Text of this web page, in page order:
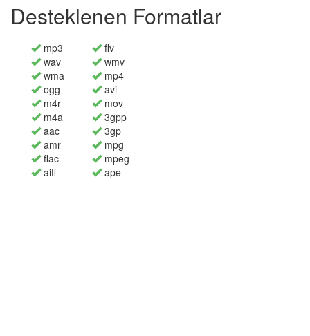
Desteklenen Formatlar
mp3
wav
wma
ogg
m4r
m4a
aac
amr
flac
aiff
flv
wmv
mp4
avi
mov
3gpp
3gp
mpg
mpeg
ape